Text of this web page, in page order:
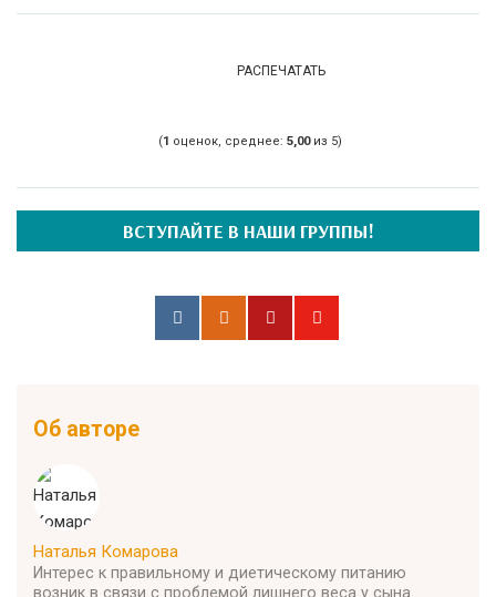
РАСПЕЧАТАТЬ
(1 оценок, среднее: 5,00из 5)
ВСТУПАЙТЕ В НАШИ ГРУППЫ!
Об авторе
Наталья Комарова
Интерес к правильному и диетическому питанию
возник в связи с проблемой лишнего веса у сына.